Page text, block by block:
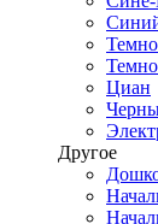
Циан
Другое